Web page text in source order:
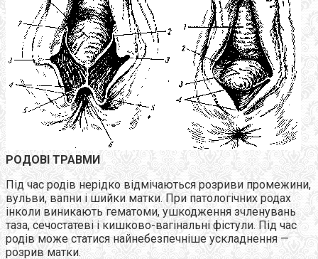
РОДОВІ ТРАВМИ
Під час родів нерідко відмічаються розриви промежини,
вульви, вапни і шийки матки. При патологічних родах
інколи виникають гематоми, ушкодження зчленувань
таза, сечостатеві і кишково-вагінальні фістули. Під час
родів може статися найнебезпечніше ускладнення —
розрив матки.